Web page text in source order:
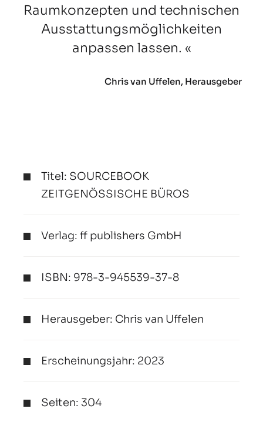
Raumkonzepten und technischen
Ausstattungsmöglichkeiten
anpassen lassen.
Chris van Uffelen, Herausgeber
Titel: SOURCEBOOK
ZEITGENÖSSISCHE BÜROS
Verlag: ff publishers GmbH
ISBN: 978-3-945539-37-8
Herausgeber: Chris van Uffelen
Erscheinungsjahr: 2023
Seiten: 304